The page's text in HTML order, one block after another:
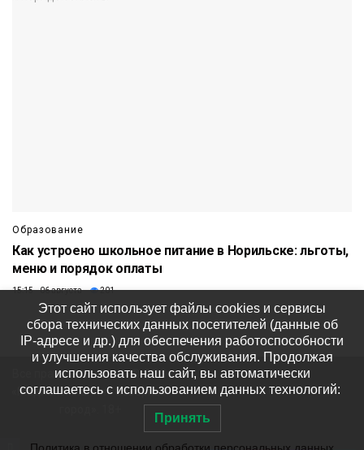
Образование
Как устроено школьное питание в Норильске: льготы,
меню и порядок оплаты
15:15 06 августа 201
Все права защищены © ООО
«Медиакомпания «Северный
Этот сайт использует файлы cookies и сервисы
сбора технических данных посетителей (данные об
IP-адресе и др.) для обеспечения работоспособности
и улучшения качества обслуживания. Продолжая
использовать наш сайт, вы автоматически
соглашаетесь с использованием данных технологий:
Принять